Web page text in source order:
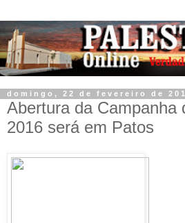
domingo, 22 de fevereiro de
Abertura da Campanha
2016 será em Patos